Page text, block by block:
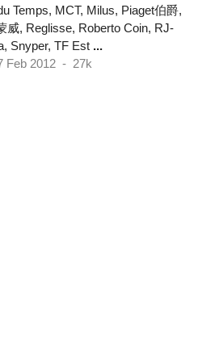
Temps, MCT, Milus, Piaget伯爵,
威, Reglisse, Roberto Coin, RJ-
Snyper, TF Est ...
2012 - 27k